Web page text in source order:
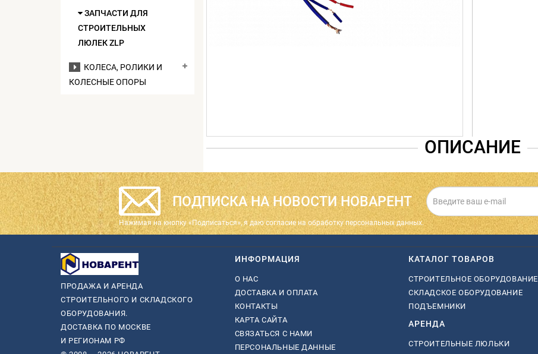
ЗАПЧАСТИ ДЛЯ
СТРОИТЕЛЬНЫХ
ЛЮЛЕК ZLP
КОЛЕСА, РОЛИКИ И
КОЛЕСНЫЕ ОПОРЫ
ОПИСАНИЕ
ПОДПИСКА НА НОВОСТИ НОВАРЕНТ
Нажимая на кнопку «Подписаться», я даю cогласие на обработку персональных данных.
ПРОДАЖА И АРЕНДА
СТРОИТЕЛЬНОГО И СКЛАДСКОГО
ОБОРУДОВАНИЯ.
ДОСТАВКА ПО МОСКВЕ
И РЕГИОНАМ РФ
ИНФОРМАЦИЯ
О НАС
ДОСТАВКА И ОПЛАТА
КОНТАКТЫ
КАРТА САЙТА
СВЯЗАТЬСЯ С НАМИ
ПЕРСОНАЛЬНЫЕ ДАННЫЕ
КАТАЛОГ ТОВАРОВ
СТРОИТЕЛЬНОЕ ОБОРУДОВАНИЕ
СКЛАДСКОЕ ОБОРУДОВАНИЕ
ПОДЪЕМНИКИ
АРЕНДА
СТРОИТЕЛЬНЫЕ ЛЮЛЬКИ